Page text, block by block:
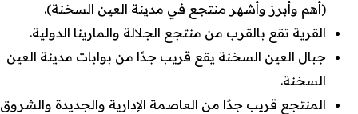
(أهم وأبرز وأشهر منتجع في مدينة العين السخنة).
القرية تقع بالقرب من منتجع الجلالة والمارينا الدولية.
جبال العين السخنة يقع قريب جدًا من بوابات مدينة العين
السخنة.
المنتجع قريب جدًا من العاصمة الإدارية والجديدة والشروق